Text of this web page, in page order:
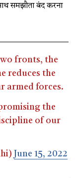
समझौता बंद करना
fronts, the
reduces the
armed forces.
the
of our
June 15, 2022